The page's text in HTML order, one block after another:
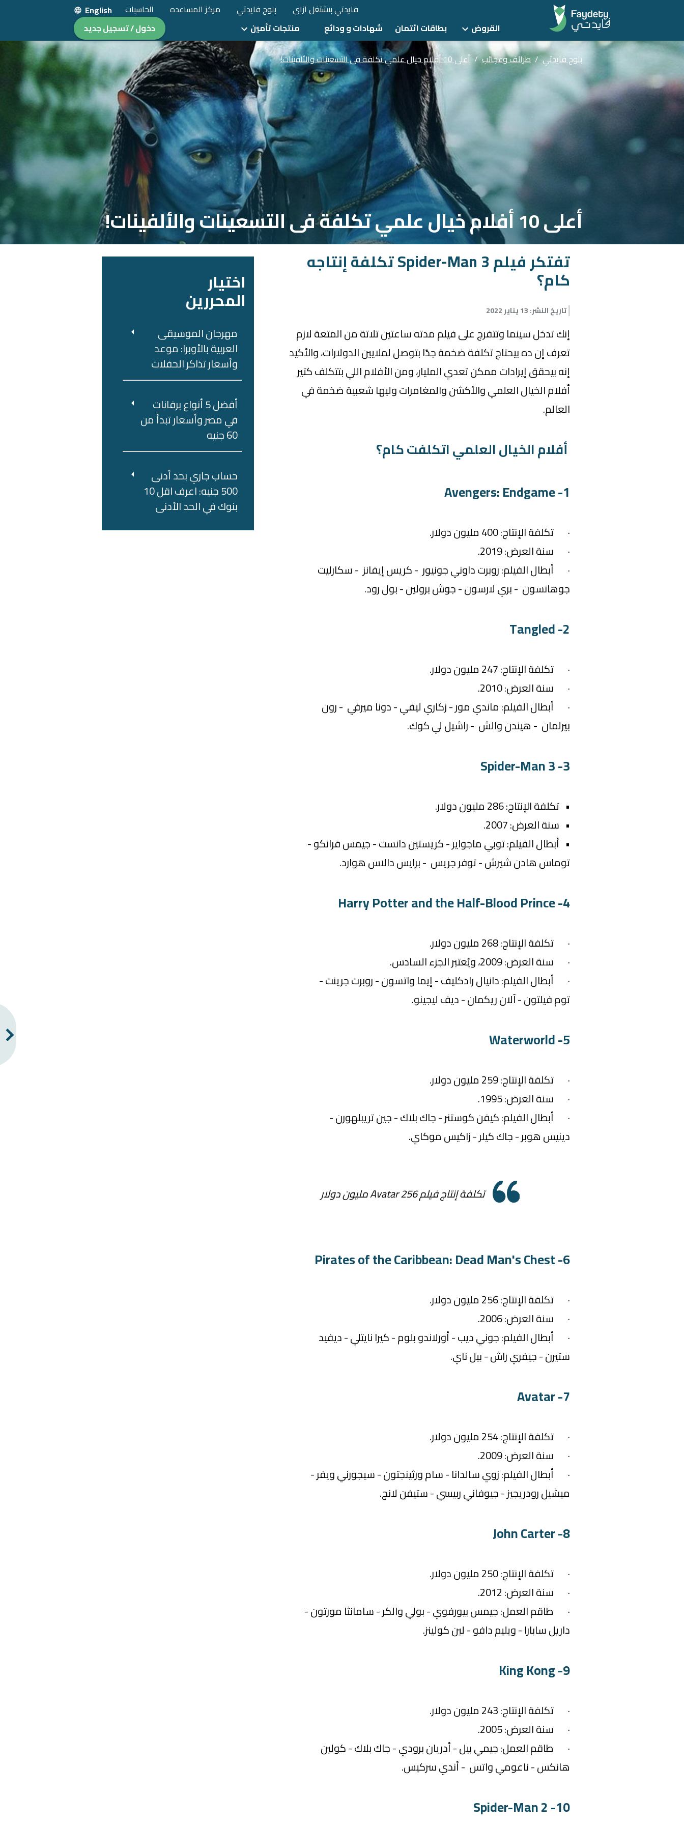
فايدتي بتشتغل ازاى بلوج فايدتي مركز المساعده الحاسبات
English
القروض
بطاقات ائتمان شهادات و ودائع منتجات تأمين دخول / تسجيل جديد
بلوج فايدتي / طرائف وعجائب / أعلى 10 أفلام خيال علمي تكلفة فى التسعينات والألفينات!
أعلى 10 أفلام خيال علمي تكلفة فى التسعينات والألفينات!
تفتكر فيلم Spider-Man 3 تكلفة إنتاجه
كام؟
تاريخ النشر:13 يناير 2022
إنك تدخل سينما وتتفرج على فيلم مدته ساعتين تلاتة من المتعة لازم
تعرف إن ده بيحتاج تكلفة ضخمة جدًا بتوصل لملايين الدولارات، والأكيد
إنه بيحقق إيرادات ممكن تعدي المليار، ومن الأفلام اللي بتتكلف كتير
أفلام الخيال العلمي والأكشن والمغامرات وليها شعبية ضخمة في
العالم.
أفلام الخيال العلمي اتكلفت كام؟
1- Avengers: Endgame
· تكلفة الإنتاج: 400 مليون دولار.
· سنة العرض: 2019.
· أبطال الفيلم: روبرت داوني جونيور - كريس إيفانز - سكارليت
جوهانسون - بري لارسون - جوش برولين - بول رود.
2- Tangled
· تكلفة الإنتاج: 247 مليون دولار.
· سنة العرض: 2010.
· أبطال الفيلم: ماندي مور - زكاري ليفي - دونا ميرفي - رون
بيرلمان - هيندن والش - راشيل لي كوك.
3- Spider-Man 3
• تكلفة الإنتاج: 286 مليون دولار.
• سنة العرض: 2007.
• أبطال الفيلم: توبي ماجواير - كريستين دانست - جيمس فرانكو -
توماس هادن شيرش - توفر جريس - برايس دالاس هوارد.
4- Harry Potter and the Half-Blood Prince
· تكلفة الإنتاج: 268 مليون دولار.
· سنة العرض: 2009، ويُعتبر الجزء السادس.
· أبطال الفيلم: دانيال رادكليف - إيما واتسون - روبرت جرينت -
توم فيلتون - آلان ريكمان - ديف ليجينو.
5- Waterworld
· تكلفة الإنتاج: 259 مليون دولار.
· سنة العرض: 1995.
· أبطال الفيلم: كيفن كوستنر - جاك بلاك - جين تريبلهورن -
دينيس هوبر - جاك كيلر - زاكيس موكاي.
تكلفة إنتاج فيلم Avatar 256 مليون دولار
6- Pirates of the Caribbean: Dead Man's Chest
· تكلفة الإنتاج: 256 مليون دولار.
· سنة العرض: 2006.
· أبطال الفيلم: جوني ديب - أورلاندو بلوم - كيرا نايتلي - ديفيد
ستيرن - جيفري راش - بيل ناي.
7- Avatar
· تكلفة الإنتاج: 254 مليون دولار.
· سنة العرض: 2009.
· أبطال الفيلم: زوي سالدانا - سام ورثينجتون - سيجورني ويفر -
ميشيل رودريجيز - جيوفاني ربيسي - ستيفن لانج.
8- John Carter
· تكلفة الإنتاج: 250 مليون دولار.
· سنة العرض: 2012.
· طاقم العمل: جيمس بيورفوي - بولي والكر - سامانثا مورتون -
داريل سابارا - ويليم دافو - لين كولينز.
9- King Kong
· تكلفة الإنتاج: 243 مليون دولار.
· سنة العرض: 2005.
· طاقم العمل: جيمي بيل - أدريان برودي - جاك بلاك - كولين
هانكس - ناعومي واتس - أندي سركيس.
10- Spider-Man 2
اختيار
المحررين
مهرجان الموسيقى
العربية بالأوبرا: موعد
وأسعار تذاكر الحفلات
أفضل 5 أنواع برفانات
في مصر وأسعار تبدأ من
60 جنيه
حساب جاري بحد أدنى
500 جنيه: اعرف اقل 10
بنوك في الحد الأدنى